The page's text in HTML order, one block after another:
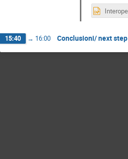
15:40 → 16:00 Conclusioni/ next step